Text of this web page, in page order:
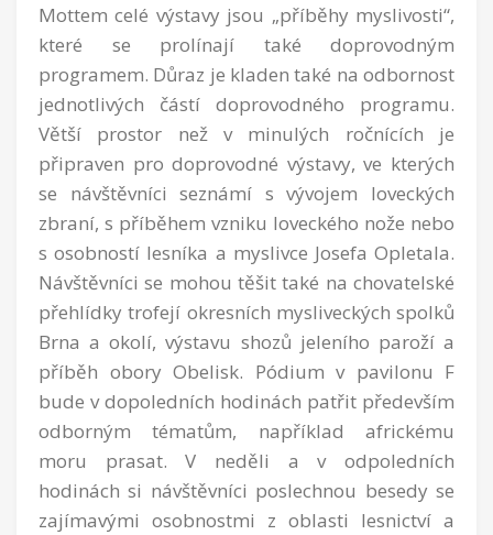
Mottem celé výstavy jsou „příběhy myslivosti“,
které se prolínají také doprovodným
programem. Důraz je kladen také na odbornost
jednotlivých částí doprovodného programu.
Větší prostor než v minulých ročnících je
připraven pro doprovodné výstavy, ve kterých
se návštěvníci seznámí s vývojem loveckých
zbraní, s příběhem vzniku loveckého nože nebo
s osobností lesníka a myslivce Josefa Opletala.
Návštěvníci se mohou těšit také na chovatelské
přehlídky trofejí okresních mysliveckých spolků
Brna a okolí, výstavu shozů jeleního paroží a
příběh obory Obelisk. Pódium v pavilonu F
bude v dopoledních hodinách patřit především
odborným tématům, například africkému
moru prasat. V neděli a v odpoledních
hodinách si návštěvníci poslechnou besedy se
zajímavými osobnostmi z oblasti lesnictví a